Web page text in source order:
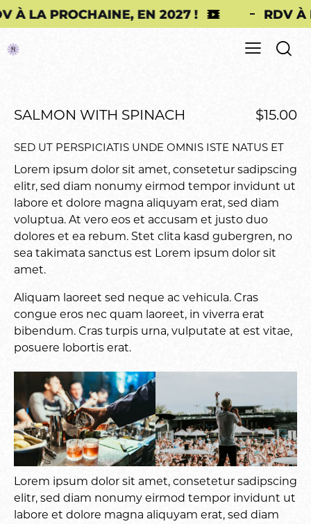
PROCHAINE, EN 2027 ! RDV À LA
SALMON WITH SPINACH $15.00
SED UT PERSPICIATIS UNDE OMNIS ISTE NATUS ET
Lorem ipsum dolor sit amet, consetetur sadipscing
elitr, sed diam nonumy eirmod tempor invidunt ut
labore et dolore magna aliquyam erat, sed diam
voluptua. At vero eos et accusam et justo duo
dolores et ea rebum. Stet clita kasd gubergren, no
sea takimata sanctus est Lorem ipsum dolor sit
amet.
Aliquam laoreet sed neque ac vehicula. Cras
congue eros nec quam laoreet, in viverra erat
bibendum. Cras turpis urna, vulputate at est vitae,
posuere lobortis erat.
Lorem ipsum dolor sit amet, consetetur sadipscing
elitr, sed diam nonumy eirmod tempor invidunt ut
labore et dolore magna aliquyam erat, sed diam